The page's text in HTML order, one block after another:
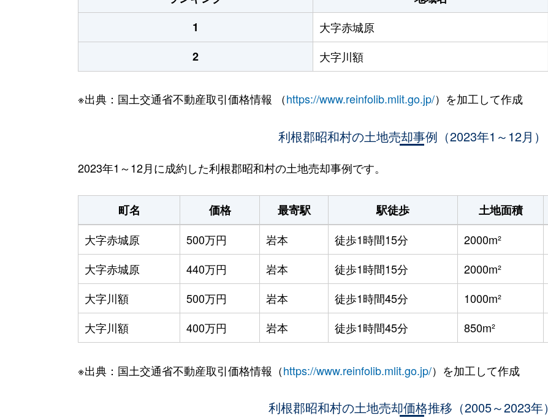
1
大字赤城原
2
大字川額
※出典：国土交通省不動産取引価格情報 （https://www.reinfolib.mlit.go.jp/）を加工して作成
利根郡昭和村の土地売却事例（2023年1～12月）
2023年1～12月に成約した利根郡昭和村の土地売却事例です。
町名 価格 最寄駅 駅徒歩 土地面積
大字赤城原
500万円 岩本 徒歩1時間15分 2000m²
大字赤城原
440万円 岩本 徒歩1時間15分 2000m²
大字川額
500万円 岩本 徒歩1時間45分 1000m²
大字川額
400万円 岩本 徒歩1時間45分 850m²
※出典：国土交通省不動産取引価格情報（https://www.reinfolib.mlit.go.jp/）を加工して作成
利根郡昭和村の土地売却価格推移（2005～2023年）